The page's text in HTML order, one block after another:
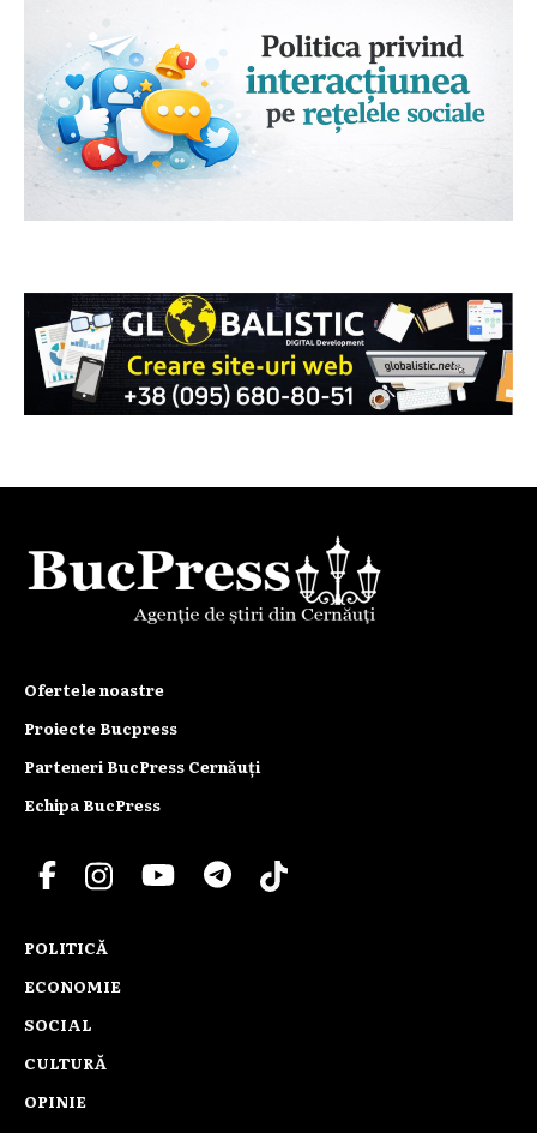
Ofertele noastre
Proiecte Bucpress
Parteneri BucPress Cernăuți
Echipa BucPress
POLITICĂ
ECONOMIE
SOCIAL
CULTURĂ
OPINIE